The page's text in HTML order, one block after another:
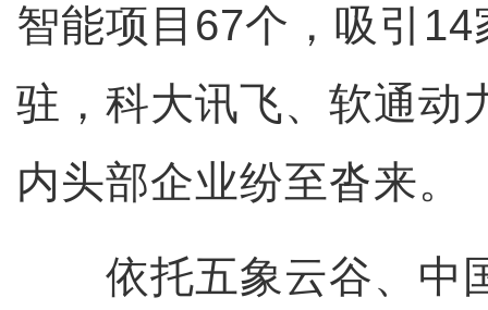
智能项目67个，吸引
驻，科大讯飞、软通动
内头部企业纷至沓来。
依托五象云谷、中